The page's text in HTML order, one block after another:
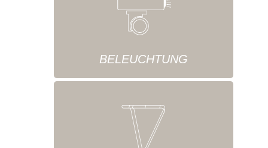
BELEUCHTUNG